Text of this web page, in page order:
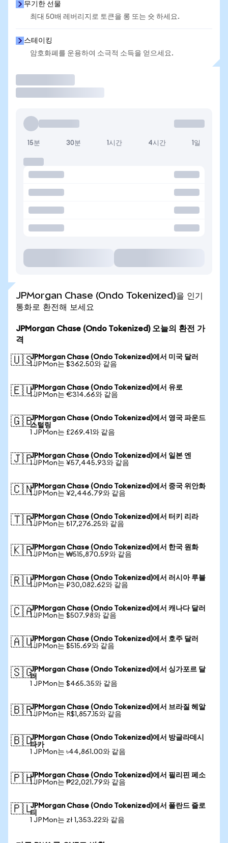
무기한 선물
최대 50배 레버리지로 토큰을 롱 또는 숏 하세요.
스테이킹
암호화폐를 운용하여 소극적 소득을 얻으세요.
15분 30분 1시간 4시간 1일
JPMorgan Chase (Ondo Tokenized)을 인기
통화로 환전해 보세요
JPMorgan Chase (Ondo Tokenized) 오늘의 환전 가
격
🇺🇸JPMorgan Chase (Ondo Tokenized)에서 미국 달러
1 JPMon는 $362.50와 같음
🇪🇺JPMorgan Chase (Ondo Tokenized)에서 유로
1 JPMon는 €314.66와 같음
🇬🇧JPMorgan Chase (Ondo Tokenized)에서 영국 파운드
스털링
1 JPMon는 £269.41와 같음
🇯🇵JPMorgan Chase (Ondo Tokenized)에서 일본 엔
1 JPMon는 ¥57,445.93와 같음
🇨🇳JPMorgan Chase (Ondo Tokenized)에서 중국 위안화
1 JPMon는 ¥2,446.79와 같음
🇹🇷JPMorgan Chase (Ondo Tokenized)에서 터키 리라
1 JPMon는 ₺17,276.25와 같음
🇰🇷JPMorgan Chase (Ondo Tokenized)에서 한국 원화
1 JPMon는 ₩515,870.59와 같음
🇷🇺JPMorgan Chase (Ondo Tokenized)에서 러시아 루블
1 JPMon는 ₽30,082.62와 같음
🇨🇦JPMorgan Chase (Ondo Tokenized)에서 캐나다 달러
1 JPMon는 $507.98와 같음
🇦🇺JPMorgan Chase (Ondo Tokenized)에서 호주 달러
1 JPMon는 $515.69와 같음
🇸🇬JPMorgan Chase (Ondo Tokenized)에서 싱가포르 달
러
1 JPMon는 $465.35와 같음
🇧🇷JPMorgan Chase (Ondo Tokenized)에서 브라질 헤알
1 JPMon는 R$1,857.15와 같음
🇧🇩JPMorgan Chase (Ondo Tokenized)에서 방글라데시
타카
1 JPMon는 ৳44,861.00와 같음
🇵🇭JPMorgan Chase (Ondo Tokenized)에서 필리핀 페소
1 JPMon는 ₱22,021.79와 같음
🇵🇱JPMorgan Chase (Ondo Tokenized)에서 폴란드 즐로
티
1 JPMon는 zł 1,353.22와 같음